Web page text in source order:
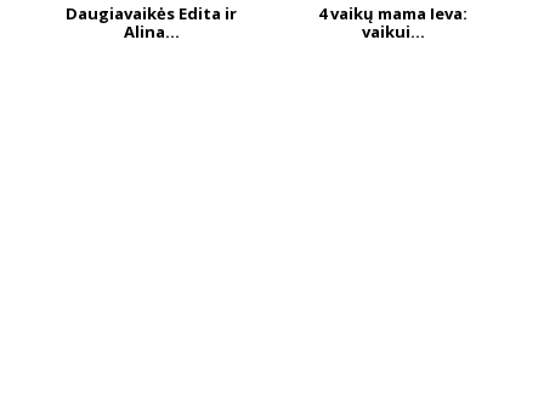
Daugiavaikės Edita ir
Alina...
4 vaikų mama Ieva:
vaikui...